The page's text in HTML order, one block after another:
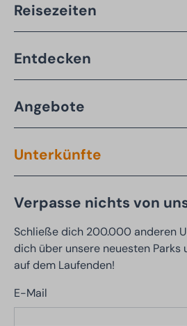
Reisezeiten
Entdecken
Angebote
Unterkünfte
Verpasse nichts von
Schließe dich 200.000 anderen
dich über unsere neuesten
auf dem Laufenden!
E-Mail